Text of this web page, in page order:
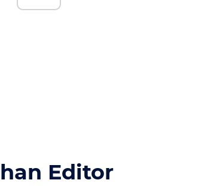
Editor